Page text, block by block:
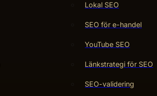
Lokal SEO
SEO för e-handel
YouTube SEO
Länkstrategi för SEO
SEO-validering